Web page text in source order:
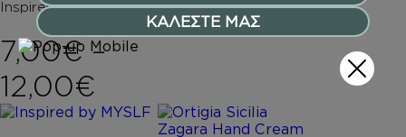
Inspired by OLYMPEA
7,00€ –
12,00€ Price range: 7,00€
ΚΑΛΕΣΤΕ ΜΑΣ